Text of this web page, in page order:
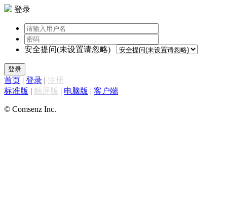
登录
安全提问(未设置请忽略)
登录
首页 | 登录 | 注册
标准版 | 触屏版 | 电脑版 | 客户端
© Comsenz Inc.